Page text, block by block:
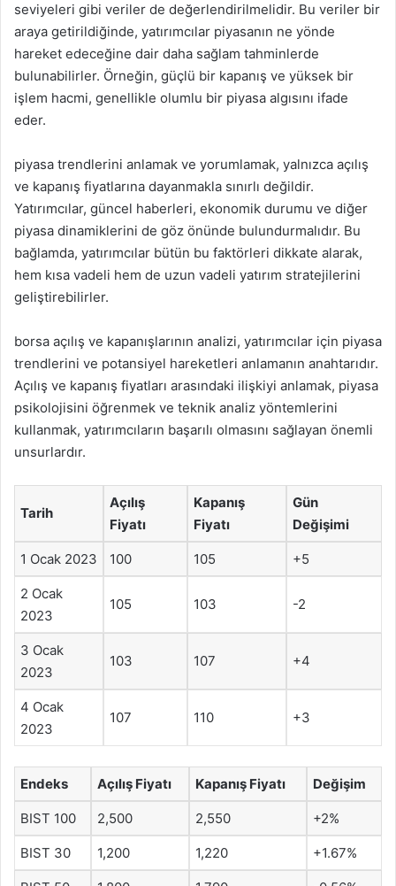
seviyeleri gibi veriler de değerlendirilmelidir. Bu veriler bir
araya getirildiğinde, yatırımcılar piyasanın ne yönde
hareket edeceğine dair daha sağlam tahminlerde
bulunabilirler. Örneğin, güçlü bir kapanış ve yüksek bir
işlem hacmi, genellikle olumlu bir piyasa algısını ifade
eder.
piyasa trendlerini anlamak ve yorumlamak, yalnızca açılış
ve kapanış fiyatlarına dayanmakla sınırlı değildir.
Yatırımcılar, güncel haberleri, ekonomik durumu ve diğer
piyasa dinamiklerini de göz önünde bulundurmalıdır. Bu
bağlamda, yatırımcılar bütün bu faktörleri dikkate alarak,
hem kısa vadeli hem de uzun vadeli yatırım stratejilerini
geliştirebilirler.
borsa açılış ve kapanışlarının analizi, yatırımcılar için piyasa
trendlerini ve potansiyel hareketleri anlamanın anahtarıdır.
Açılış ve kapanış fiyatları arasındaki ilişkiyi anlamak, piyasa
psikolojisini öğrenmek ve teknik analiz yöntemlerini
kullanmak, yatırımcıların başarılı olmasını sağlayan önemli
unsurlardır.
Tarih
Açılış
Fiyatı
Kapanış
Fiyatı
Gün
Değişimi
1 Ocak 2023 100 105 +5
2 Ocak
2023
105 103 -2
3 Ocak
2023
103 107 +4
4 Ocak
2023
107 110 +3
Endeks Açılış Fiyatı Kapanış Fiyatı Değişim
BIST 100 2,500 2,550 +2%
BIST 30 1,200 1,220 +1.67%